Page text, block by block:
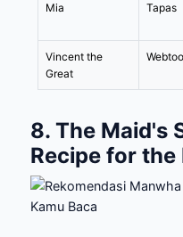
Mia Tapas
Vincent the
Great
8. The Maid's
Recipe for the